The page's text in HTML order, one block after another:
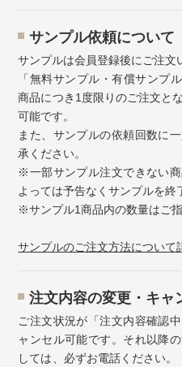
サンプル依頼について
サンプルは会員登録後にご注文
「無料サンプル・有償サンプ
商品につき1度限りのご注文と
可能です。
また、サンプルの依頼回数に
承ください。
※一部サンプル注文できない
よっては予告なくサンプルを終
※サンプル1商品内の数量はご指
サンプルのご注文方法について
注⽂内容の変更・キャ
ご注文状況が「注文内容確認
ャンセル可能です。それ以降
しては、必ずお電話ください。